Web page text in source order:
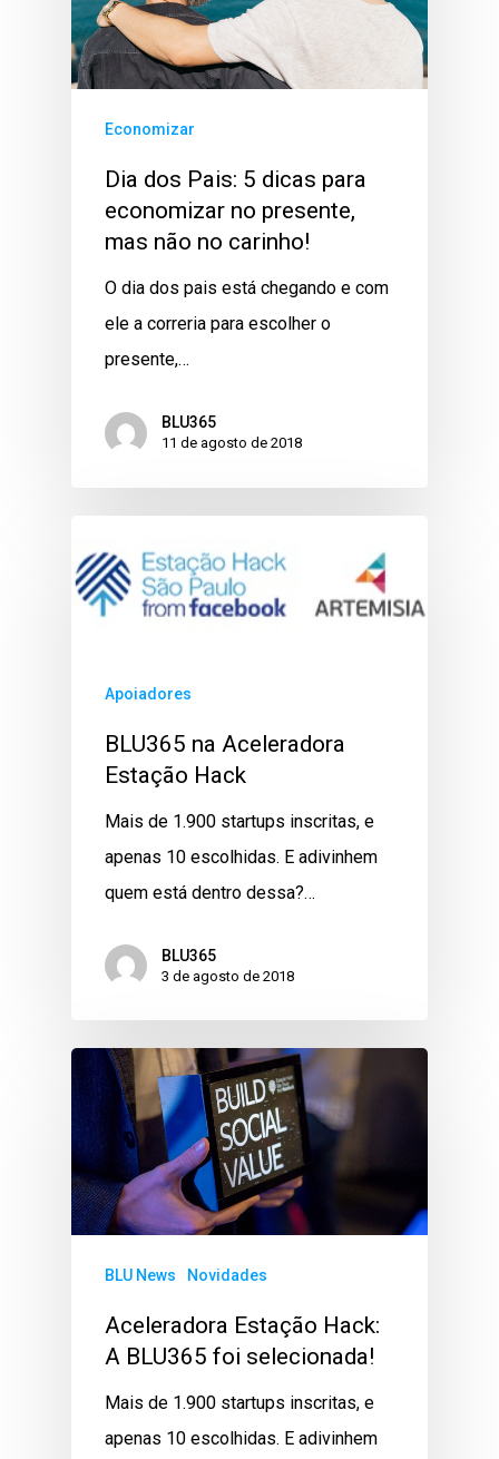
Economizar
Dia dos Pais: 5 dicas para
economizar no presente,
mas não no carinho!
O dia dos pais está chegando e com
ele a correria para escolher o
presente,…
BLU365
11 de agosto de 2018
Apoiadores
BLU365 na Aceleradora
Estação Hack
Mais de 1.900 startups inscritas, e
apenas 10 escolhidas. E adivinhem
quem está dentro dessa?…
BLU365
3 de agosto de 2018
BLU News Novidades
Aceleradora Estação Hack:
A BLU365 foi selecionada!
Mais de 1.900 startups inscritas, e
apenas 10 escolhidas. E adivinhem